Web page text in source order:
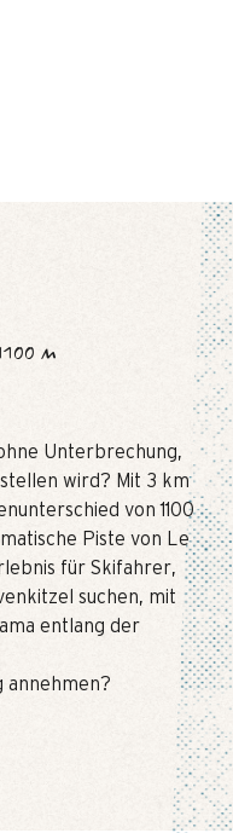
M
Unterbrechung,
wird? Mit 3 km
von 1100
Piste von Le
für Skifahrer,
suchen, mit
entlang der
annehmen?